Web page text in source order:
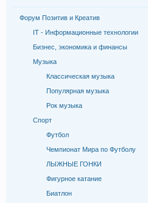
Форум Позитив и Креатив
IT - Информационные технологии
Бизнес, экономика и финансы
Музыка
Классическая музыка
Популярная музыка
Рок музыка
Спорт
Футбол
Чемпионат Мира по Футболу
ЛЫЖНЫЕ ГОНКИ
Фигурное катание
Биатлон